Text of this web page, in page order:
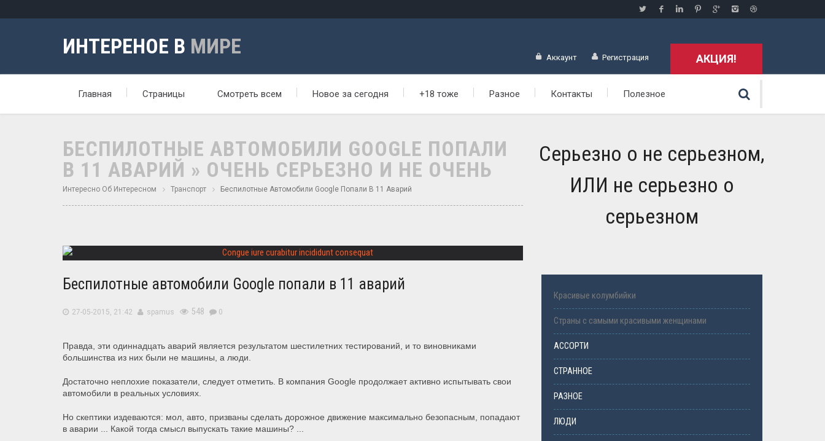
ИНТЕРЕНОЕ В МИРЕ Аккаунт Регистрация АКЦИЯ!
Главная Страницы Смотреть всем Новое за сегодня +18 тоже Разное Контакты Полезное
БЕСПИЛОТНЫЕ АВТОМОБИЛИ GOOGLE ПОПАЛИ
В 11 АВАРИЙ » ОЧЕНЬ СЕРЬЕЗНО И НЕ ОЧЕНЬ
Интересно Об Интересном Транспорт Беспилотные Автомобили Google Попали В 11 Аварий
Беспилотные автомобили Google попали в 11 аварий
27-05-2015, 21:42 spamus 548 0
Правда, эти одиннадцать аварий является результатом шестилетних тестирований, и то виновниками
большинства из них были не машины, а люди.
Достаточно неплохие показатели, следует отметить. В компания Google продолжает активно испытывать свои
автомобили в реальных условиях.
Но скептики издеваются: мол, авто, призваны сделать дорожное движение максимально безопасным, попадают
в аварии ... Какой тогда смысл выпускать такие машины? ...
Серьезно о не серьезном,
ИЛИ не серьезно о
серьезном
Красивые колумбийки
Страны с самыми красивыми женщинами
АССОРТИ
СТРАННОЕ
РАЗНОЕ
ЛЮДИ